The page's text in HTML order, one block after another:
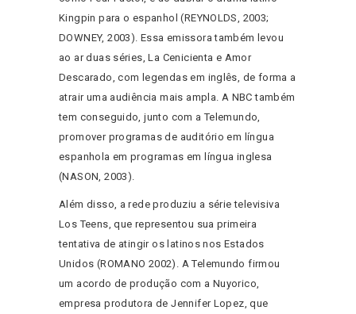
Kingpin para o espanhol (REYNOLDS, 2003;
DOWNEY, 2003). Essa emissora também levou
ao ar duas séries, La Cenicienta e Amor
Descarado, com legendas em inglês, de forma a
atrair uma audiência mais ampla. A NBC também
tem conseguido, junto com a Telemundo,
promover programas de auditório em língua
espanhola em programas em língua inglesa
(NASON, 2003).
Além disso, a rede produziu a série televisiva
Los Teens, que representou sua primeira
tentativa de atingir os latinos nos Estados
Unidos (ROMANO 2002). A Telemundo firmou
um acordo de produção com a Nuyorico,
empresa produtora de Jennifer Lopez, que